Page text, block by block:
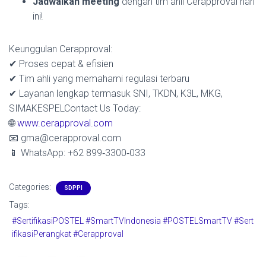
ini!
Keunggulan Cerapproval:
✔ Proses cepat & efisien
✔ Tim ahli yang memahami regulasi terbaru
✔ Layanan lengkap termasuk SNI, TKDN, K3L, MKG,
SIMAKESPELContact Us Today:
🌐www.cerapproval.com
📧 gma@cerapproval.com
📱 WhatsApp: +62 899‑3300‑033
Categories: SDPPI
Tags:
#SertifikasiPOSTEL #SmartTVIndonesia #POSTELSmartTV #Sert
ifikasiPerangkat #Cerapproval